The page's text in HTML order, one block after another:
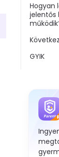
Hogyan
jelentős
GYIK